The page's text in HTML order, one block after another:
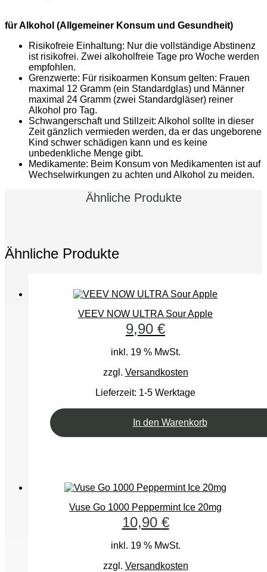
für Alkohol (Allgemeiner Konsum und Gesundheit)
Risikofreie Einhaltung: Nur die vollständige Abstinenz
ist risikofrei. Zwei alkoholfreie Tage pro Woche werden
empfohlen.
Grenzwerte: Für risikoarmen Konsum gelten: Frauen
maximal 12 Gramm (ein Standardglas) und Männer
maximal 24 Gramm (zwei Standardgläser) reiner
Alkohol pro Tag.
Schwangerschaft und Stillzeit: Alkohol sollte in dieser
Zeit gänzlich vermieden werden, da er das ungeborene
Kind schwer schädigen kann und es keine
unbedenkliche Menge gibt.
Medikamente: Beim Konsum von Medikamenten ist auf
Wechselwirkungen zu achten und Alkohol zu meiden.
Ähnliche Produkte
Ähnliche Produkte
VEEV NOW ULTRA Sour Apple
9,90 €
inkl. 19 % MwSt.
zzgl. Versandkosten
Lieferzeit: 1-5 Werktage
In den Warenkorb
Vuse Go 1000 Peppermint Ice 20mg
10,90 €
inkl. 19 % MwSt.
zzgl. Versandkosten